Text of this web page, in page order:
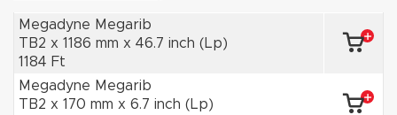
Megadyne Megarib
TB2 x 1186 mm x 46.7 inch (Lp)
1184 Ft
Megadyne Megarib
TB2 x 170 mm x 6.7 inch (Lp)